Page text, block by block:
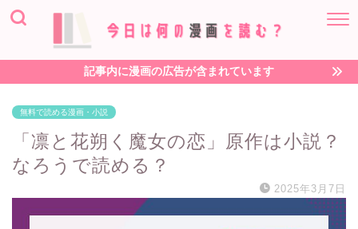
記事内に漫画の広告が含まれています
無料で読める漫画・小説
「凛と花朔く魔女の恋」原作は小説？
なろうで読める？
2025年3月7日